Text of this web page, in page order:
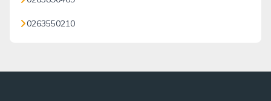
0263550210